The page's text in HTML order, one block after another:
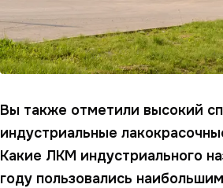
Вы также отметили высокий
индустриальные
Какие ЛКМ индустриального
году пользовались